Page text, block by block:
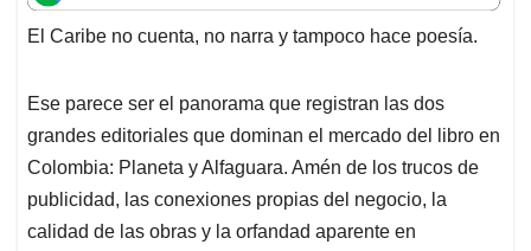
t
s
p
p
e
b
o
k
k
e
n
i
l
e
a
s
El Caribe no cuenta, no narra y tampoco hace poesía.
Ese parece ser el panorama que registran las dos
grandes editoriales que dominan el mercado del libro en
Colombia: Planeta y Alfaguara. Amén de los trucos de
publicidad, las conexiones propias del negocio, la
calidad de las obras y la orfandad aparente en